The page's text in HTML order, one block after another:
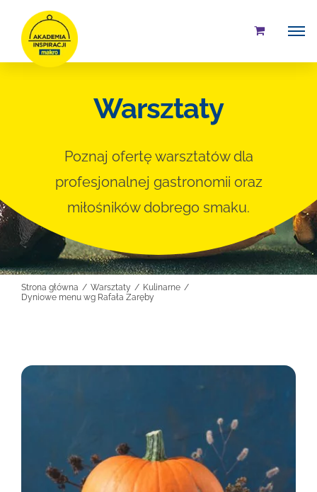
Przejdź
zawartości
Warsztaty
Poznaj ofertę warsztatów dla
profesjonalnej gastronomii oraz
miłośników dobrego smaku.
Strona główna Warsztaty
Kulinarne
Dyniowe menu wg Rafała Zaręby